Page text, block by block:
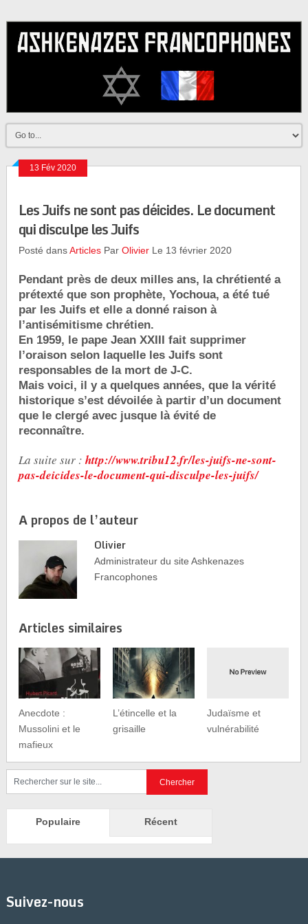
13 Fév 2020
Les Juifs ne sont pas déicides. Le document
qui disculpe les Juifs
Posté dansArticles ParOlivier Le 13 février 2020
Pendant près de deux milles ans, la chrétienté a
prétexté que son prophète, Yochoua, a été tué
par les Juifs et elle a donné raison à
l’antisémitisme chrétien.
En 1959, le pape Jean XXIII fait supprimer
l’oraison selon laquelle les Juifs sont
responsables de la mort de J-C.
Mais voici, il y a quelques années, que la vérité
historique s’est dévoilée à partir d’un document
que le clergé avec jusque là évité de
reconnaître.
La suite sur :http://www.tribu12.fr/les-juifs-ne-sont-
pas-deicides-le-document-qui-disculpe-les-juifs/
A propos de l’auteur
Olivier
Administrateur du site Ashkenazes
Francophones
Articles similaires
Anecdote :
Mussolini et le
mafieux
L’étincelle et la
grisaille
Judaïsme et
vulnérabilité
Populaire Récent
Suivez-nous